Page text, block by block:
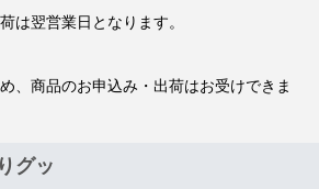
は翌営業日となります。
、商品のお申込み・出荷はお受けできま
グッ